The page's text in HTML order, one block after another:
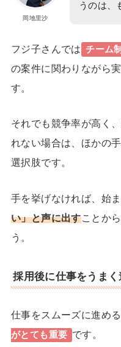
岡地里沙
うのは、
フジ子さんでは チーム
の案件に関わりながら
す。
それでも競争率が高く
れない場合は、 ほかの
選択肢です。
手を挙げなければ、始ま
い」と声に出すことか
う。
採用後に仕事をうまく
仕事をスムーズに進める
がとても重要 です。